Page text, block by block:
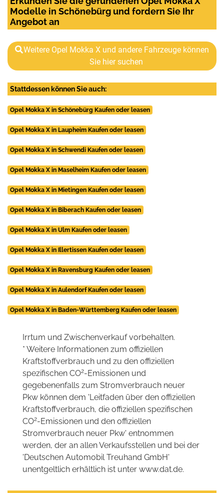
Modelle in Schönebürg und fordern Sie Ihr
Angebot an
Weitere Opel Mokka X und andere Fahrzeuge können
Sie hier suchen
Stattdessen können Sie auch:
Opel Mokka X in Schönebürg Kaufen oder leasen
Opel Mokka X in Laupheim Kaufen oder leasen
Opel Mokka X in Schwendi Kaufen oder leasen
Opel Mokka X in Maselheim Kaufen oder leasen
Opel Mokka X in Mietingen Kaufen oder leasen
Opel Mokka X in Biberach Kaufen oder leasen
Opel Mokka X in Ulm Kaufen oder leasen
Opel Mokka X in Illertissen Kaufen oder leasen
Opel Mokka X in Ravensburg Kaufen oder leasen
Opel Mokka X in Aulendorf Kaufen oder leasen
Opel Mokka X in Baden-Württemberg Kaufen oder leasen
Irrtum und Zwischenverkauf vorbehalten.
* Weitere Informationen zum offiziellen
Kraftstoffverbrauch und zu den offiziellen
spezifischen CO2-Emissionen und
gegebenenfalls zum Stromverbrauch neuer
Pkw können dem 'Leitfaden über den offiziellen
Kraftstoffverbrauch, die offiziellen spezifischen
CO2-Emissionen und den offiziellen
Stromverbrauch neuer Pkw' entnommen
werden, der an allen Verkaufsstellen und bei der
'Deutschen Automobil Treuhand GmbH'
unentgeltlich erhältlich ist unter www.dat.de.